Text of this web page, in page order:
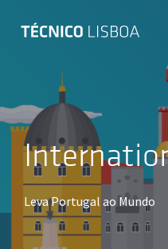
Leva Portugal ao Mundo